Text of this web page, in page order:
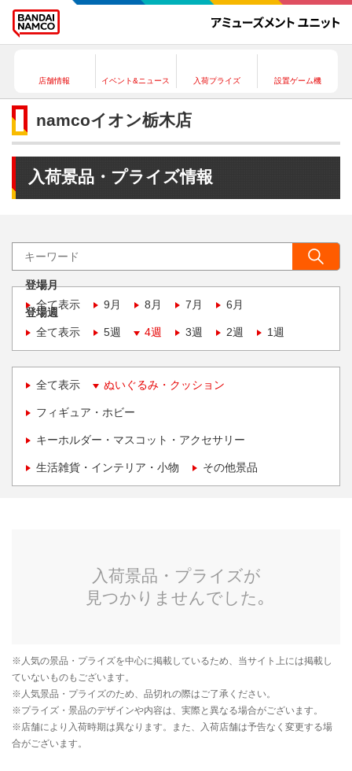
店舗情報 イベント&ニュース 入荷プライズ 設置ゲーム機
namcoイオン栃木店
入荷景品・プライズ情報
登場月
全て表示
9月 8月 7月 6月
登場週
全て表示
5週 4週 3週 2週 1週
全て表示 ぬいぐるみ・クッション
フィギュア・ホビー
キーホルダー・マスコット・アクセサリー
生活雑貨・インテリア・小物 その他景品